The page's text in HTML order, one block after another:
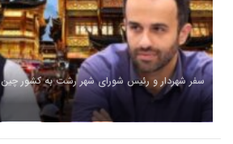
سفر شهردار و رئیس شورای شهر رشت به کشور چین